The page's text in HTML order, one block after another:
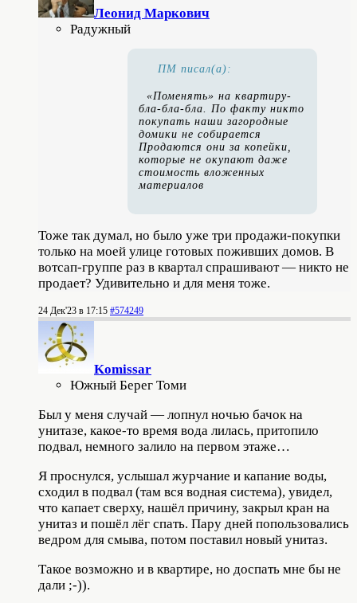
Леонид Маркович
Радужный
ПМ писал(а):
«Поменять» на квартиру-
бла-бла-бла. По факту никто
покупать наши загородные
домики не собирается
Продаются они за копейки,
которые не окупают даже
стоимость вложенных
материалов
Тоже так думал, но было уже три продажи-покупки
только на моей улице готовых поживших домов. В
вотсап-группе раз в квартал спрашивают — никто не
продает? Удивительно и для меня тоже.
24 Дек'23 в 17:15 #574249
Komissar
Южный Берег Томи
Был у меня случай — лопнул ночью бачок на
унитазе, какое-то время вода лилась, притопило
подвал, немного залило на первом этаже…
Я проснулся, услышал журчание и капание воды,
сходил в подвал (там вся водная система), увидел,
что капает сверху, нашёл причину, закрыл кран на
унитаз и пошёл лёг спать. Пару дней попользовались
ведром для смыва, потом поставил новый унитаз.
Такое возможно и в квартире, но доспать мне бы не
дали ;-)).